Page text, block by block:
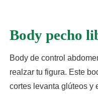
Body pecho
Body de control
realzar tu figura. Este
cortes levanta glúteos y